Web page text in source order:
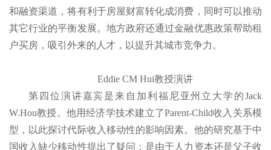
和融资渠道，将有利于房屋财富转化成消费，同时可以推动
其它行业的平衡发展。地方政府还通过金融优惠政策帮助租
户买房，吸引外来的人才，以提升其城市竞争力。
Eddie CM Hui教授演讲
第四位演讲嘉宾是来自加利福尼亚州立大学的Jack
W.Hou教授。他用经济学技术建立了Parent-Child收入关系模
型，以此探讨代际收入移动性的影响因素。他的研究基于中
国收入缺少移动性提出了疑问：是由于人力资本还是父子收